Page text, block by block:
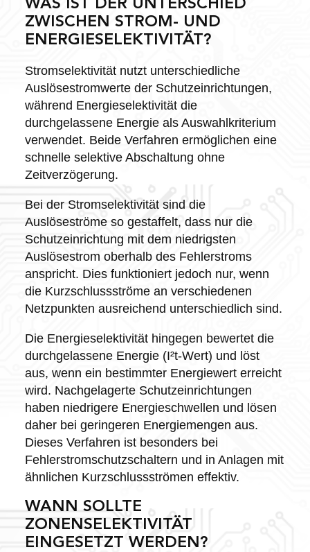
WAS IST DER UNTERSCHIED
ZWISCHEN STROM- UND
ENERGIESELEKTIVITÄT?
Stromselektivität nutzt unterschiedliche
Auslösestromwerte der Schutzeinrichtungen,
während Energieselektivität die
durchgelassene Energie als Auswahlkriterium
verwendet. Beide Verfahren ermöglichen eine
schnelle selektive Abschaltung ohne
Zeitverzögerung.
Bei der Stromselektivität sind die
Auslöseströme so gestaffelt, dass nur die
Schutzeinrichtung mit dem niedrigsten
Auslösestrom oberhalb des Fehlerstroms
anspricht. Dies funktioniert jedoch nur, wenn
die Kurzschlussströme an verschiedenen
Netzpunkten ausreichend unterschiedlich sind.
Die Energieselektivität hingegen bewertet die
durchgelassene Energie (I²t-Wert) und löst
aus, wenn ein bestimmter Energiewert erreicht
wird. Nachgelagerte Schutzeinrichtungen
haben niedrigere Energieschwellen und lösen
daher bei geringeren Energiemengen aus.
Dieses Verfahren ist besonders bei
Fehlerstromschutzschaltern und in Anlagen mit
ähnlichen Kurzschlussströmen effektiv.
WANN SOLLTE
ZONENSELEKTIVITÄT
EINGESETZT WERDEN?